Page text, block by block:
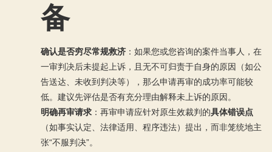
备
确认是否穷尽常规救济 ：如果您或您咨询的案件当事人，在
一审判决后未提起上诉，且无不可归责于自身的原因（如公
告送达、未收到判决等），那么申请再审的成功率可能较
低。建议先评估是否有充分理由解释未上诉的原因。
明确再审请求 ：再审申请应针对原生效裁判的具体错误点
（如事实认定、法律适用、程序违法）提出，而非笼统地主
张“不服判决”。